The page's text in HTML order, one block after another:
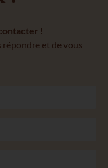
!
répondre et de vous